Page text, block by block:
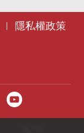
| 隱私權政策
Podcast